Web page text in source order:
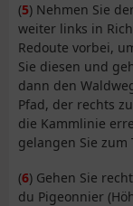
(5) Nehmen Sie
weiter links in
Redoute vorbei,
Sie diesen und
dann den
Pfad, der rechts
die Kammlinie
gelangen Sie zum
(6) Gehen Sie
du Pigeonnier